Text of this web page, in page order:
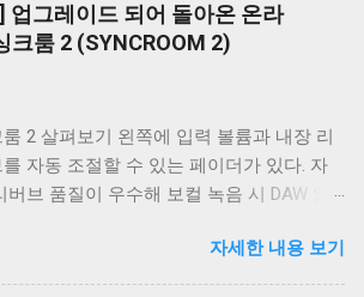
업그레이드 되어 돌아온 온라
크룸 2 (SYNCROOM 2)
룸 2 살펴보기 왼쪽에 입력 볼륨과 내장 리
를 자동 조절할 수 있는 페이더가 있다. 자
버브 품질이 우수해 보컬 녹음 시 DAW 없
분한 성능을 발휘하며 조절도 간편하고 직
다. 하단에는 녹음, 반주 플레이어, 메트로
자세한 내용 보기